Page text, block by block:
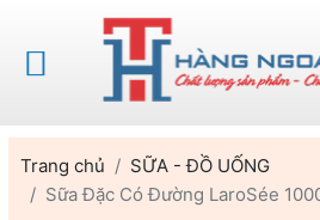
Trang chủ
SỮA - ĐỒ UỐNG
Sữa Đặc Có Đường LaroSée